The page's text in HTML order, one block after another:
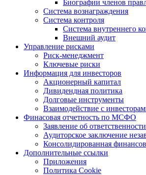
Биографии членов
Система вознаграждения
Система контроля
Система внутреннего
Внешний аудит
Управление рисками
Риск-менеджмент
Ключевые риски
Информация для инвесторов
Акционерный капитал
Дивидендная политика
Долговые инструменты
Взаимодействие с
Финасовая отчетность по МСФО
Заявление об
Аудиторское заключение
Консолидированная
Дополнительные ссылки
Приложения
Политика Cookie